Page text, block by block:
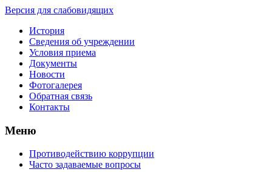
Версия для слабовидящих
История
Сведения об учреждении
Условия приема
Документы
Новости
Фотогалерея
Обратная связь
Контакты
Меню
Противодействию коррупции
Часто задаваемые вопросы